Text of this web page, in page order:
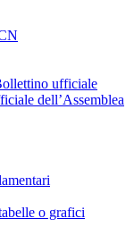
ufficiale
dell’Assemblea
o grafici